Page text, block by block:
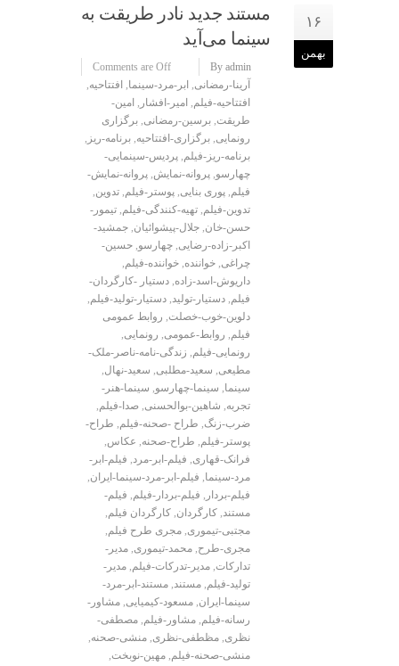
۱۶
بهمن
مستند جدید نادر طریقت به
سینما می‌آید
By admin
Comments are Off
آرینا-رمضانی, ابر-مرد-سینما, افتتاحیه,
افتتاحیه-فیلم, امیر-افشار , امین-
طریقت, برسین-رمضانی, برگزاری
رونمایی, برگزاری-افتتاحیه, برنامه-ریز ,
برنامه-ریز-فیلم, پردیس-سینمایی-
چهارسو, پروانه-نمایش, پروانه-نمایش-
فیلم, پوری بنایی, پوستر-فیلم, تدوین,
تدوین-فیلم, تهیه-کنندگی-فیلم, تیمور-
حسن-خان, جلال-پیشوائیان, جمشید-
اکبر-زاده-رضایی, چهارسو, حسین-
چراغی, خواننده, خواننده-فیلم,
داریوش-اسد-زاده, دستیار -کارگردان-
فیلم, دستیار-تولید, دستیار-تولید-فیلم,
دلوین-خوب-خصلت, روابط عمومی
فیلم, روابط-عمومی, رونمایی,
رونمایی-فیلم, زندگی-نامه-ناصر-ملک-
مطیعی, سعید-مطلبی, سعید-نهال,
سینما, سینما-چهارسو, سینما-هنر-
تجربه, شاهین-بوالحسنی, صدا-فیلم,
ضرب-زنگ, طراح -صحنه-فیلم, طراح-
پوستر-فیلم, طراح-صحنه, عکاس,
فرانک-قهاری, فیلم-ابر-مرد, فیلم-ابر-
مرد-سینما, فیلم-ابر-مرد-سینما-ایران,
فیلم-بردار , فیلم-بردار-فیلم, فیلم-
مستند, کارگردان, کارگردان فیلم,
مجتبی-تیموری, مجری طرح فیلم,
مجری-طرح, محمد-تیموری, مدیر-
تدارکات, مدیر-تدرکات-فیلم, مدیر-
تولید-فیلم, مستند, مستند-ابر-مرد-
سینما-ایران, مسعود-کیمیایی, مشاور-
رسانه-فیلم, مشاور-فیلم, مصطفی-
نظری, مظطفی-نظری, منشی-صحنه,
منشی‌-صحنه-فیلم, مهین-نوبخت,